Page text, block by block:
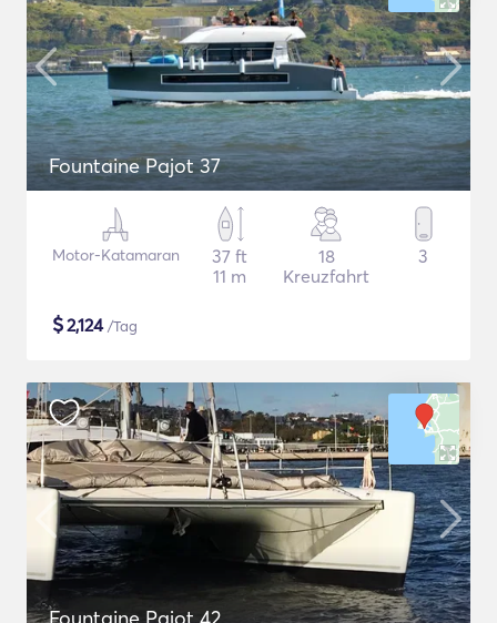
Fountaine Pajot 37
Motor-Katamaran
37 ft
11 m
18
Kreuzfahrt
3
$2,124/Tag